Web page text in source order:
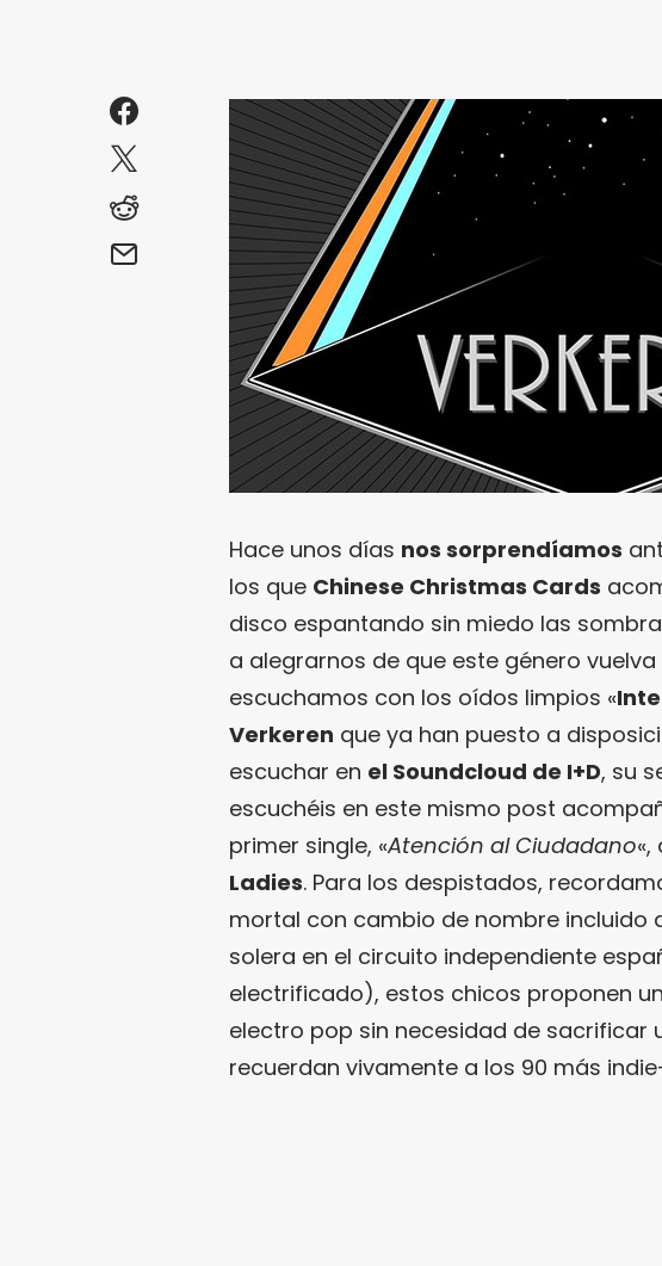
Hace unos días nos sorprendíamos
los que Chinese Christmas Cards
disco espantando sin miedo las
a alegrarnos de que este género
escuchamos con los oídos limpios «
Verkeren que ya han puesto a
escuchar en el Soundcloud de I+D, su
escuchéis en este mismo post
primer single, «Atención al Ciudadano
Ladies. Para los despistados,
mortal con cambio de nombre incluido
solera en el circuito independiente
electrificado), estos chicos proponen
electro pop sin necesidad de sacrificar
recuerdan vivamente a los 90 más